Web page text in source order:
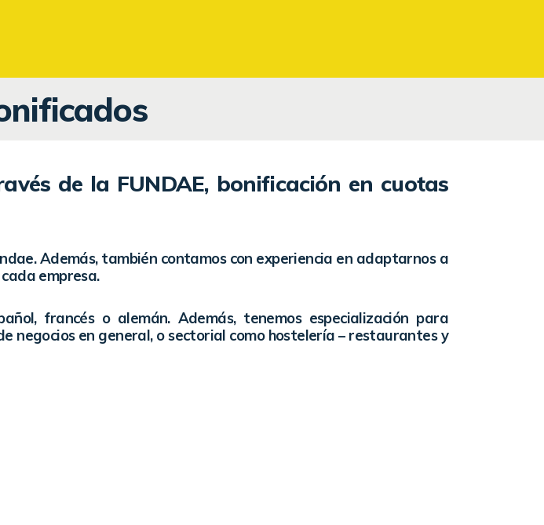
Y
de la FUNDAE, bonificación en cuotas
Además, también contamos con experiencia en adaptarnos a
empresa.
francés o alemán. Además, tenemos especialización para
negocios en general, o sectorial como hostelería – restaurantes y